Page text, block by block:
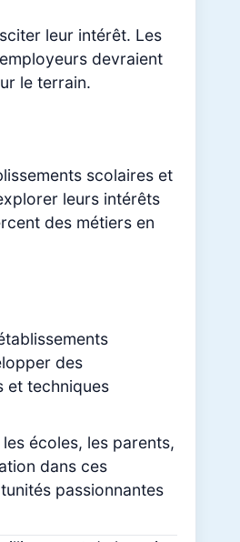
leur intérêt. Les
devraient
le terrain.
scolaires et
leurs intérêts
des métiers en
des
et techniques
écoles, les parents,
dans ces
passionnantes